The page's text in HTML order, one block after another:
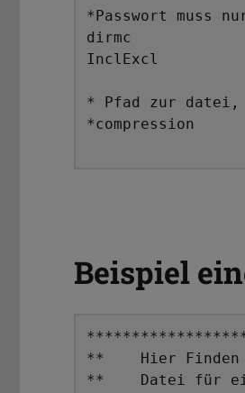
*Passwort muss
dirmc			standard
InclExcl		/opt/tivoli/tsm/client/ba/bin/InclExcl
* Pfad zur datei,
*compression		Yes oder No
Beispiel
**    Hier
**